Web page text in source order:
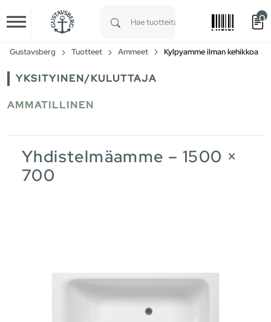
Skip to main content
0
Gustavsberg Tuotteet Ammeet Kylpyamme ilman kehikkoa
YKSITYINEN/KULUTTAJA
AMMATILLINEN
Yhdistelmäamme – 1500 ×
700